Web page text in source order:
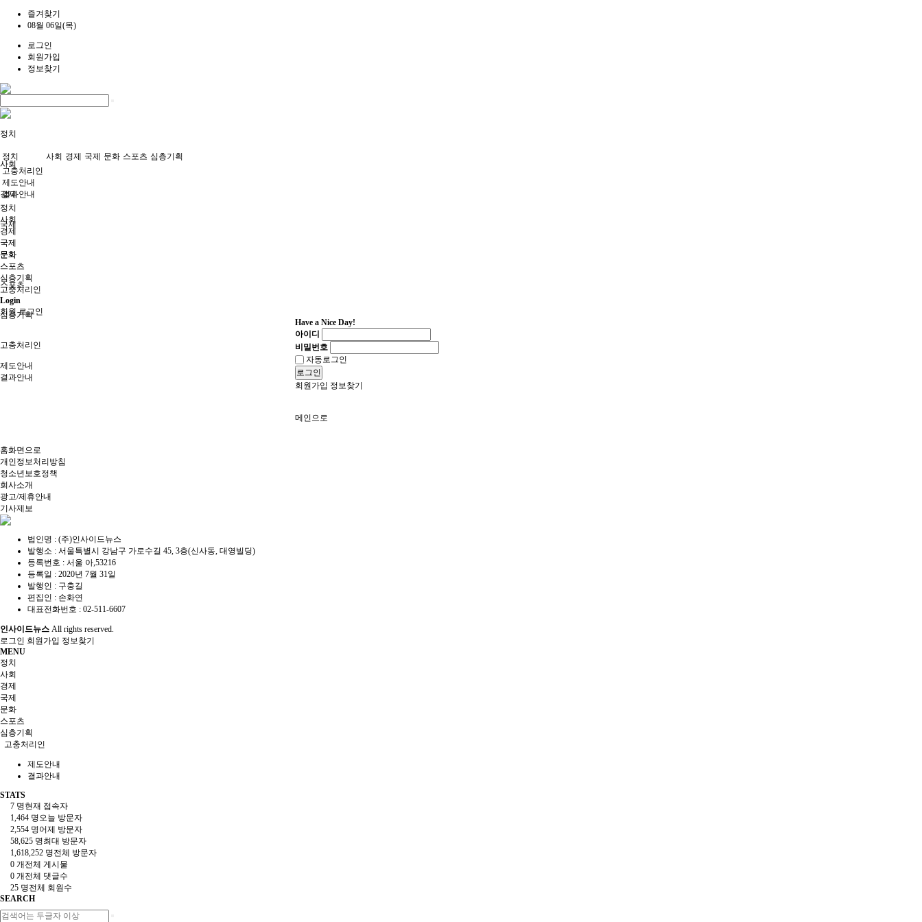
즐겨찾기
08월 06일(목)
로그인
회원가입
정보찾기
정치
사회
경제
국제
문화
스포츠
심층기획
고충처리인
제도안내
결과안내
정치 사회 경제 국제 문화 스포츠 심층기획
고충처리인
제도안내
결과안내
정치
사회
경제
국제
문화
스포츠
심층기획
고충처리인
Login
회원 로그인
Have a Nice Day!
아이디
비밀번호
자동로그인
로그인
회원가입 정보찾기
메인으로
홈화면으로
개인정보처리방침
청소년보호정책
회사소개
광고/제휴안내
기사제보
법인명 : (주)인사이드뉴스
발행소 : 서울특별시 강남구 가로수길 45, 3층(신사동, 대영빌딩)
등록번호 : 서울 아,53216
등록일 : 2020년 7월 31일
발행인 : 구충길
편집인 : 손화연
대표전화번호 : 02-511-6607
인사이드뉴스 All rights reserved.
로그인 회원가입 정보찾기
MENU
정치
사회
경제
국제
문화
스포츠
심층기획
고충처리인
제도안내
결과안내
STATS
7 명현재 접속자
1,464 명 오늘 방문자
2,554 명어제 방문자
58,625 명최대 방문자
1,618,252 명전체 방문자
0 개전체 게시물
0 개전체 댓글수
25 명전체 회원수
SEARCH